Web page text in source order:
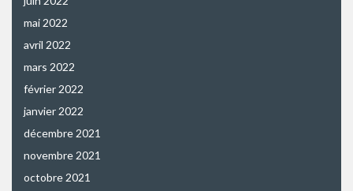
mai 2022
avril 2022
mars 2022
février 2022
janvier 2022
décembre 2021
novembre 2021
octobre 2021